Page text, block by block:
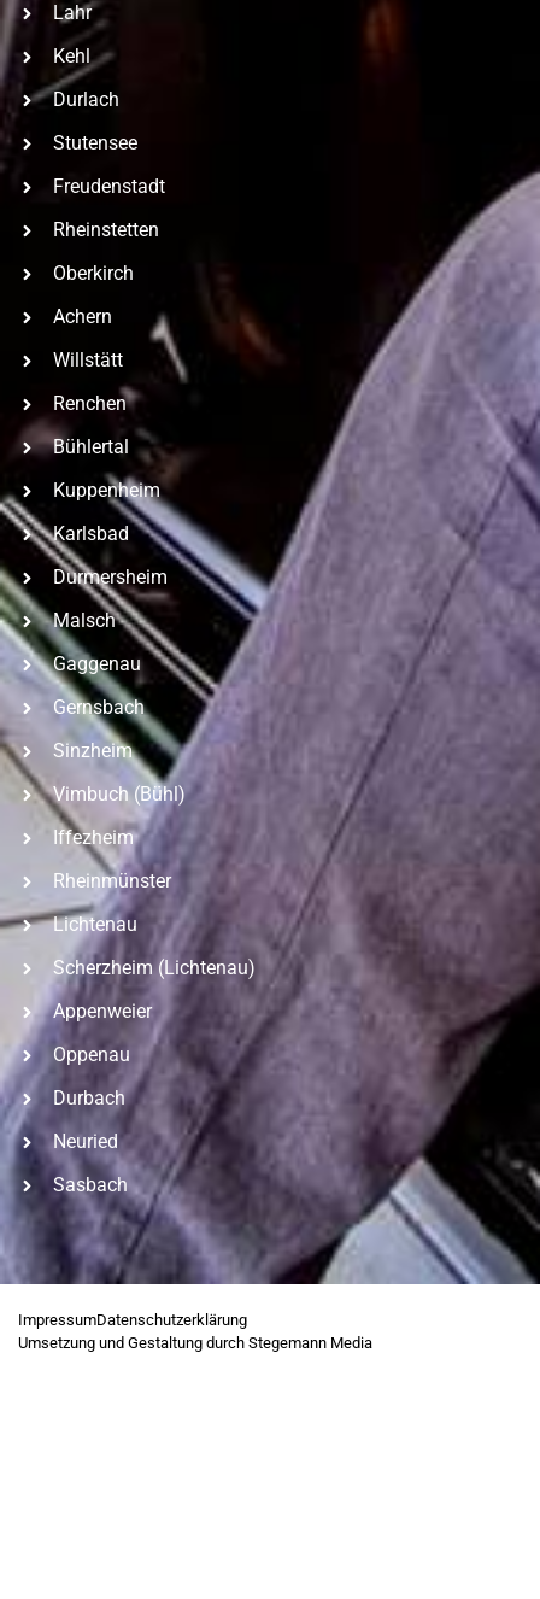
Lahr
Kehl
Durlach
Stutensee
Freudenstadt
Rheinstetten
Oberkirch
Achern
Willstätt
Renchen
Bühlertal
Kuppenheim
Karlsbad
Durmersheim
Malsch
Gaggenau
Gernsbach
Sinzheim
Vimbuch (Bühl)
Iffezheim
Rheinmünster
Lichtenau
Scherzheim (Lichtenau)
Appenweier
Oppenau
Durbach
Neuried
Sasbach
ImpressumDatenschutzerklärung
Umsetzung und Gestaltung durch Stegemann Media